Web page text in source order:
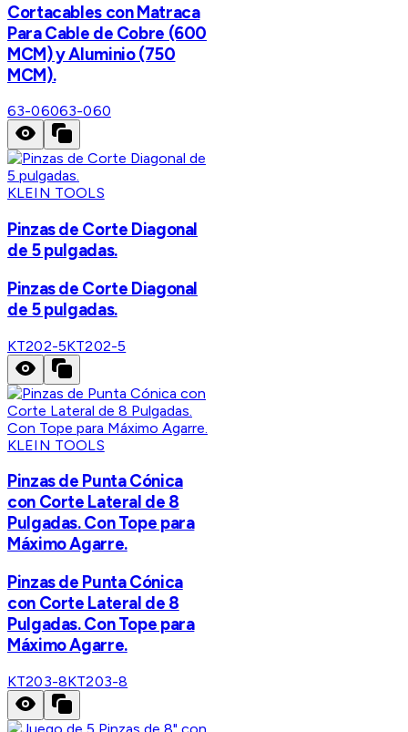
Cortacables con Matraca
Para Cable de Cobre (600
MCM) y Aluminio (750
MCM).
63-06063-060
KLEIN TOOLS
Pinzas de Corte Diagonal
de 5 pulgadas.
Pinzas de Corte Diagonal
de 5 pulgadas.
KT202-5KT202-5
KLEIN TOOLS
Pinzas de Punta Cónica
con Corte Lateral de 8
Pulgadas. Con Tope para
Máximo Agarre.
Pinzas de Punta Cónica
con Corte Lateral de 8
Pulgadas. Con Tope para
Máximo Agarre.
KT203-8KT203-8